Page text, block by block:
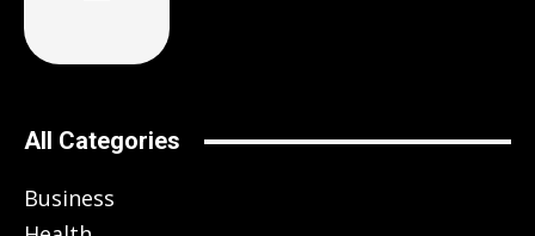
All Categories
Business